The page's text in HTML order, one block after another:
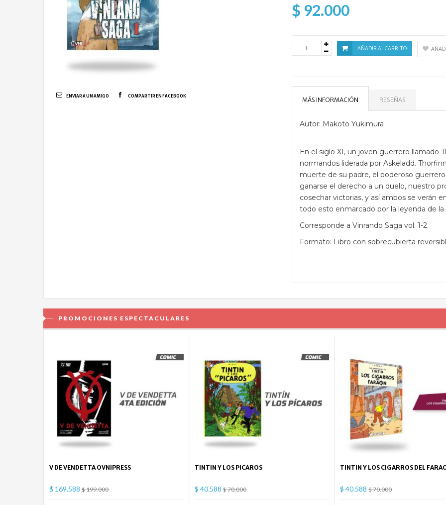
ENVIAR A UN AMIGO COMPARTIR EN FACEBOOK
$ 92.000
AÑADIR AL CARRITO
MÁS INFORMACIÓN RESEÑAS
Autor: Makoto Yukimura
En el siglo XI, un joven guerrero llamado
normandos liderada por Askeladd.
muerte de su padre, el poderoso
ganarse el derecho a un duelo, nuestro
cosechar victorias, y así ambos se verán
todo esto enmarcado por la leyenda de
Corresponde a Vinrando Saga vol. 1-2.
Formato: Libro con sobrecubierta
PROMOCIONES ESPECTACULARES
V DE VENDETTA OVNIPRESS
$ 169.588 $ 199.000
TINTIN Y LOS PICAROS
$ 40.588 $ 70.000
TINTIN Y LOS CIGARROS DEL
$ 40.588 $ 70.000